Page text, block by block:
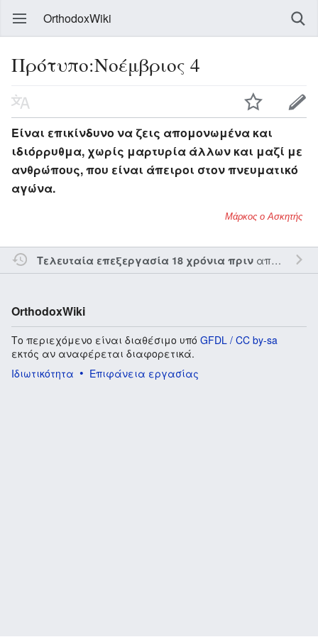
OrthodoxWiki
Πρότυπο:Νοέμβριος 4
Είναι επικίνδυνο να ζεις απομονωμένα και
ιδιόρρυθμα, χωρίς μαρτυρία άλλων και μαζί με
ανθρώπους, που είναι άπειροι στον πνευματικό
αγώνα.
Μάρκος ο Ασκητής
Τελευταία επεξεργασία 18 χρόνια πριναπό τον την
OrthodoxWiki
Το περιεχόμενο είναι διαθέσιμο υπό GFDL / CC by-sa
εκτός αν αναφέρεται διαφορετικά.
Ιδιωτικότητα
Επιφάνεια εργασίας